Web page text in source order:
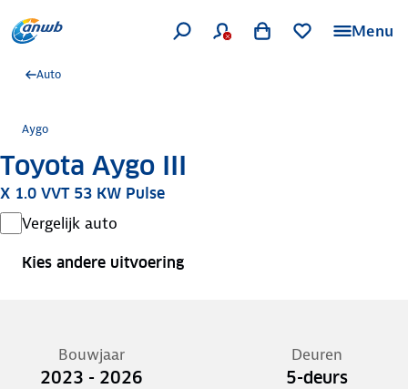
Menu
Auto
Aygo
Toyota Aygo III
X 1.0 VVT 53 KW Pulse
Vergelijk auto
Kies andere uitvoering
Bouwjaar
2023 - 2026
Deuren
5-deurs